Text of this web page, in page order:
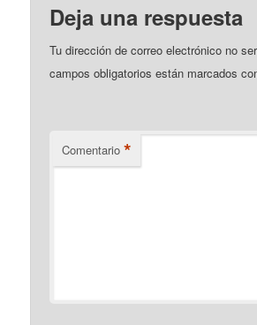
Deja una respuesta
Tu dirección de correo electrónico no
campos obligatorios están marcados
Comentario *